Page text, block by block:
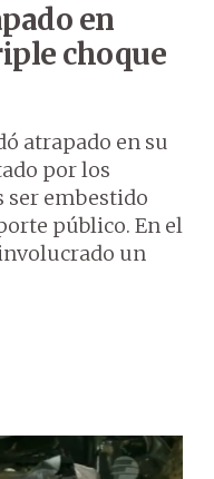
en
choque
atrapado en su
por los
ser embestido
público. En el
un